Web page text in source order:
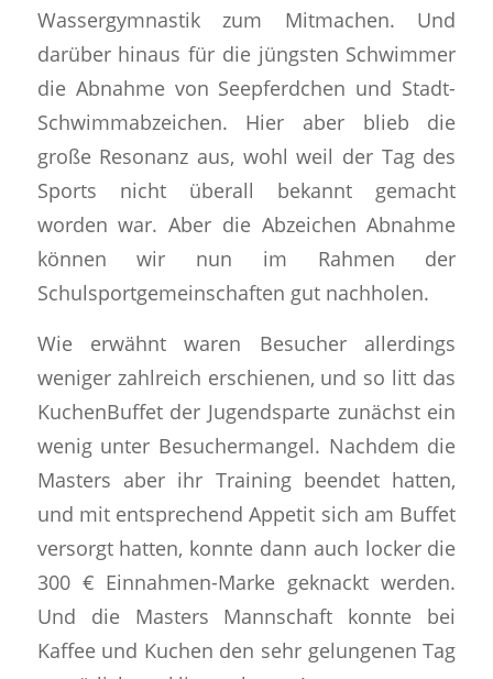
Wassergymnastik zum Mitmachen. Und
darüber hinaus für die jüngsten Schwimmer
die Abnahme von Seepferdchen und Stadt-
Schwimmabzeichen. Hier aber blieb die
große Resonanz aus, wohl weil der Tag des
Sports nicht überall bekannt gemacht
worden war. Aber die Abzeichen Abnahme
können wir nun im Rahmen der
Schulsportgemeinschaften gut nachholen.
Wie erwähnt waren Besucher allerdings
weniger zahlreich erschienen, und so litt das
KuchenBuffet der Jugendsparte zunächst ein
wenig unter Besuchermangel. Nachdem die
Masters aber ihr Training beendet hatten,
und mit entsprechend Appetit sich am Buffet
versorgt hatten, konnte dann auch locker die
300 € Einnahmen-Marke geknackt werden.
Und die Masters Mannschaft konnte bei
Kaffee und Kuchen den sehr gelungenen Tag